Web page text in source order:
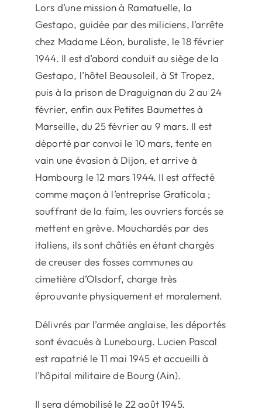
Lors d’une mission à Ramatuelle, la
Gestapo, guidée par des miliciens, l’arrête
chez Madame Léon, buraliste, le 18 février
1944. Il est d’abord conduit au siège de la
Gestapo, l’hôtel Beausoleil, à St Tropez,
puis à la prison de Draguignan du 2 au 24
février, enfin aux Petites Baumettes à
Marseille, du 25 février au 9 mars. Il est
déporté par convoi le 10 mars, tente en
vain une évasion à Dijon, et arrive à
Hambourg le 12 mars 1944. Il est affecté
comme maçon à l’entreprise Graticola ;
souffrant de la faim, les ouvriers forcés se
mettent en grève. Mouchardés par des
italiens, ils sont châtiés en étant chargés
de creuser des fosses communes au
cimetière d’Olsdorf, charge très
éprouvante physiquement et moralement.
Délivrés par l’armée anglaise, les déportés
sont évacués à Lunebourg. Lucien Pascal
est rapatrié le 11 mai 1945 et accueilli à
l’hôpital militaire de Bourg (Ain).
Il sera démobilisé le 22 août 1945.